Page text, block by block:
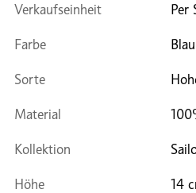
Verkaufseinheit Per
Farbe
Sorte
Material
Kollektion
Höhe 14